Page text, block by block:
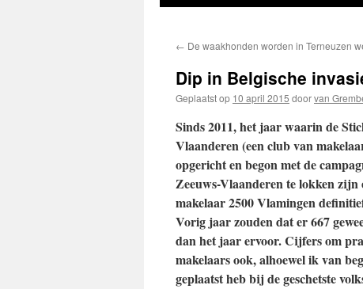
← De waakhonden worden in Terneuzen
Dip in Belgische
Geplaatst op 10 april 2015 doorvan
Sinds 2011, het jaar waarin de
Vlaanderen (een club van
opgericht en begon met de
Zeeuws-Vlaanderen te lokken zijn
makelaar 2500 Vlamingen
Vorig jaar zouden dat er 667
dan het jaar ervoor. Cijfers om
makelaars ook, alhoewel ik van
geplaatst heb bij de geschetste